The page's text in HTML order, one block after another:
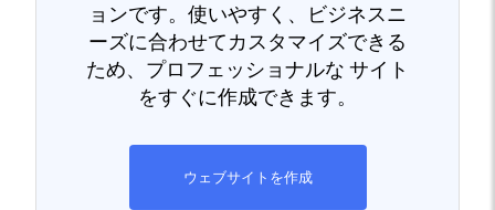
ョンです。使いやすく、ビジネスニ
ーズに合わせてカスタマイズできる
ため、プロフェッショナルな サイト
をすぐに作成できます。
ウェブサイトを作成